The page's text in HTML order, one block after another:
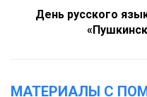
День русского
МАТЕРИАЛЫ С